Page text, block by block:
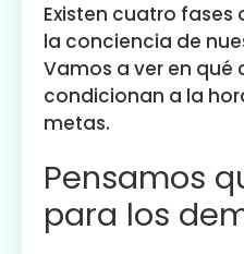
Existen cuatro fases
la conciencia de
Vamos a ver en
condicionan a la
metas.
Pensamos
para los